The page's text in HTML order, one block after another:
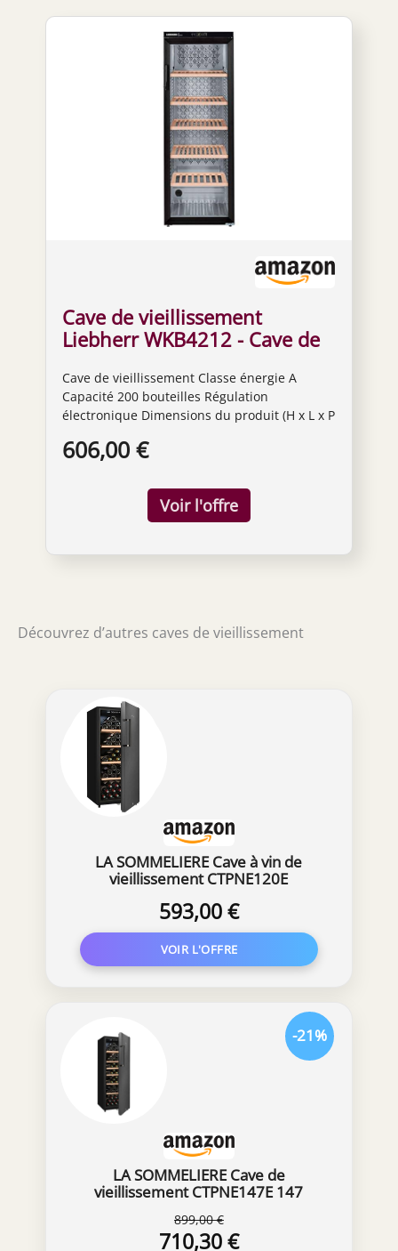
Cave de vieillissement
Liebherr WKB4212 - Cave de
bouteilles - Air brassé -
humide - Noir - Porte Vitrée -
6 clayettes Bois - classe A
Cave de vieillissement Classe énergie A
Capacité 200 bouteilles Régulation
électronique Dimensions du produit (H x L x P
606,00 €
Découvrez d’autres caves de vieillissement
LA SOMMELIERE Cave à vin de
vieillissement CTPNE120E
593,00 €
LA SOMMELIERE Cave de
vieillissement CTPNE147E 147
899,00 €
710,30 €
-21%